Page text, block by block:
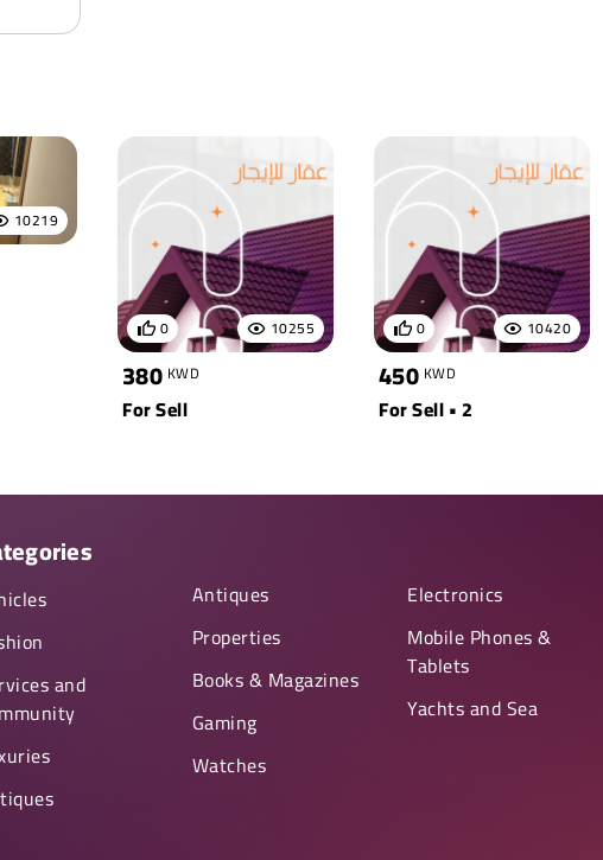
10219
10255
0
380 KWD
For Sell
10420
0
450 KWD
For Sell • 2
and
Antiques
Properties
Books & Magazines
Gaming
Watches
Electronics
Mobile Phones &
Tablets
Yachts and Sea